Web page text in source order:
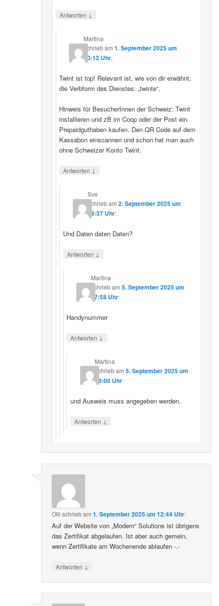
Antworten ↓
Martina
schriebam1. September 2025 um
20:12 Uhr:
Twint ist top! Relevant ist, wie von dir erwähnt,
die Verbform des Dienstes: „twinte“.
Hinweis für BesucherInnen der Schweiz: Twint
installieren und zB im Coop oder der Post ein
Prepaidguthaben kaufen. Den QR Code auf dem
Kassabon einscannen und schon hat man auch
ohne Schweizer Konto Twint.
Antworten ↓
Sve
schriebam 2. September 2025 um
19:37 Uhr:
Und Daten daten Daten?
Antworten ↓
Martina
schriebam5. September 2025 um
17:58 Uhr:
Handynummer
Antworten ↓
Martina
schriebam 5. September 2025 um
18:00 Uhr:
und Ausweis muss angegeben werden.
Antworten ↓
Olli schriebam1. September 2025 um 12:44 Uhr:
Auf der Website von „Modern“ Solutions ist übrigens
das Zertifikat abgelaufen. Ist aber auch gemein,
wenn Zertifikate am Wochenende ablaufen -.-
Antworten ↓